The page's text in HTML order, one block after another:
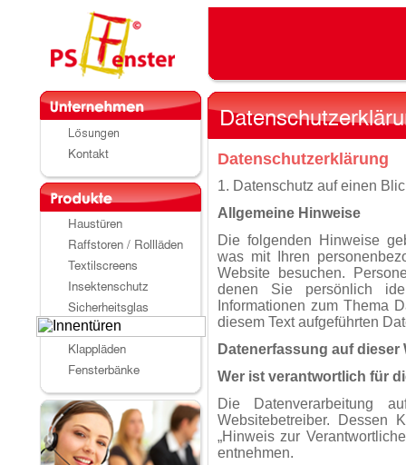
Datenschutz­erklärung
1. Datenschutz auf einen
Allgemeine Hinweise
Die folgenden Hinweise
was mit Ihren
Website besuchen.
denen Sie persönlich
Informationen zum Thema
diesem Text aufgeführten
Datenerfassung auf dieser
Wer ist verantwortlich für
Die Datenverarbeitung
Websitebetreiber. Dessen
„Hinweis zur
entnehmen.